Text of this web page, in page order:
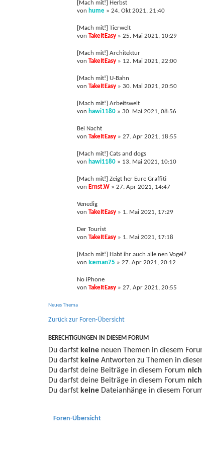
[Mach mit!] Herbst
von hume » 24. Okt 2021, 21:40
[Mach mit!] Tierwelt
von TakeItEasy » 25. Mai 2021, 10:29
[Mach mit!] Architektur
von TakeItEasy » 12. Mai 2021, 22:00
[Mach mit!] U-Bahn
von TakeItEasy » 30. Mai 2021, 20:50
[Mach mit!] Arbeitswelt
von hawi1180 » 30. Mai 2021, 08:56
Bei Nacht
von TakeItEasy » 27. Apr 2021, 18:55
[Mach mit!] Cats and dogs
von hawi1180 » 13. Mai 2021, 10:10
[Mach mit!] Zeigt her Eure Graffiti
von Ernst.W » 27. Apr 2021, 14:47
Venedig
von TakeItEasy » 1. Mai 2021, 17:29
Der Tourist
von TakeItEasy » 1. Mai 2021, 17:18
[Mach mit!] Habt ihr auch alle nen Vogel?
von Iceman75 » 27. Apr 2021, 20:12
No iPhone
von TakeItEasy » 27. Apr 2021, 20:55
Neues Thema
Zurück zur Foren-Übersicht
BERECHTIGUNGEN IN DIESEM FORUM
Du darfst keine neuen Themen in diesem
Du darfst keine Antworten zu Themen in
Du darfst deine Beiträge in diesem Forum
Du darfst deine Beiträge in diesem Forum
Du darfst keine Dateianhänge in diesem
Foren-Übersicht